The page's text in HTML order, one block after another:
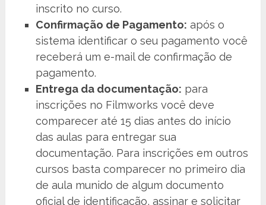
inscrito no curso.
Confirmação de Pagamento: após o
sistema identificar o seu pagamento você
receberá um e-mail de confirmação de
pagamento.
Entrega da documentação: para
inscrições no Filmworks você deve
comparecer até 15 dias antes do início
das aulas para entregar sua
documentação. Para inscrições em outros
cursos basta comparecer no primeiro dia
de aula munido de algum documento
oficial de identificação, assinar e solicitar